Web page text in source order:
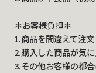
＊お客様負担＊
1.商品を間違えて注文
2.購入した商品が気
3.その他お客様の都